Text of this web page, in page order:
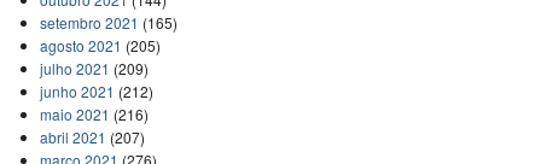
setembro 2021 (165)
agosto 2021 (205)
julho 2021 (209)
junho 2021 (212)
maio 2021 (216)
abril 2021 (207)